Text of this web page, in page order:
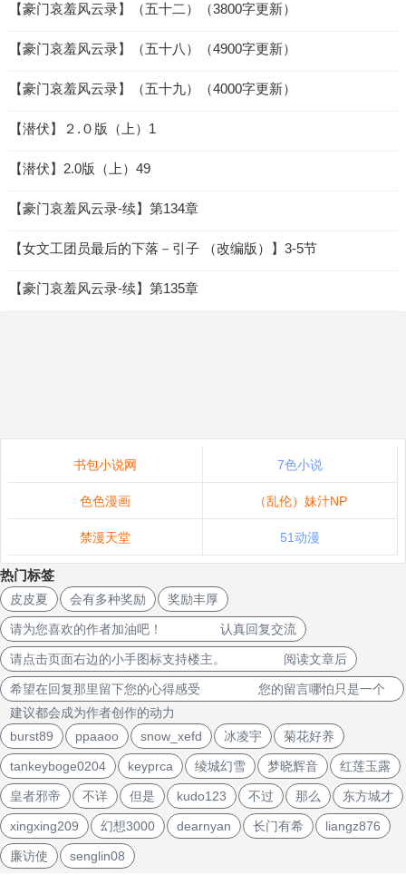
【豪门哀羞风云录】（五十二）（3800字更新）
【豪门哀羞风云录】（五十八）（4900字更新）
【豪门哀羞风云录】（五十九）（4000字更新）
【潜伏】２.０版（上）1
【潜伏】2.0版（上）49
【豪门哀羞风云录-续】第134章
【女文工团员最后的下落－引子 （改编版）】3-5节
【豪门哀羞风云录-续】第135章
书包小说网 7色小说
色色漫画 （乱伦）妹汁NP
禁漫天堂 51动漫
热门标签
皮皮夏 会有多种奖励 奖励丰厚
请为您喜欢的作者加油吧！ 认真回复交流
请点击页面右边的小手图标支持楼主。 阅读文章后
希望在回复那里留下您的心得感受 您的留言哪怕只是一个
建议都会成为作者创作的动力
burst89
ppaaoo snow_xefd 冰凌宇 菊花好养
tankeyboge0204 keyprca 绫城幻雪 梦晓辉音 红莲玉露
皇者邪帝 不详 但是 kudo123 不过 那么 东方城才
xingxing209 幻想3000 dearnyan 长门有希 liangz876
廉访使 senglin08